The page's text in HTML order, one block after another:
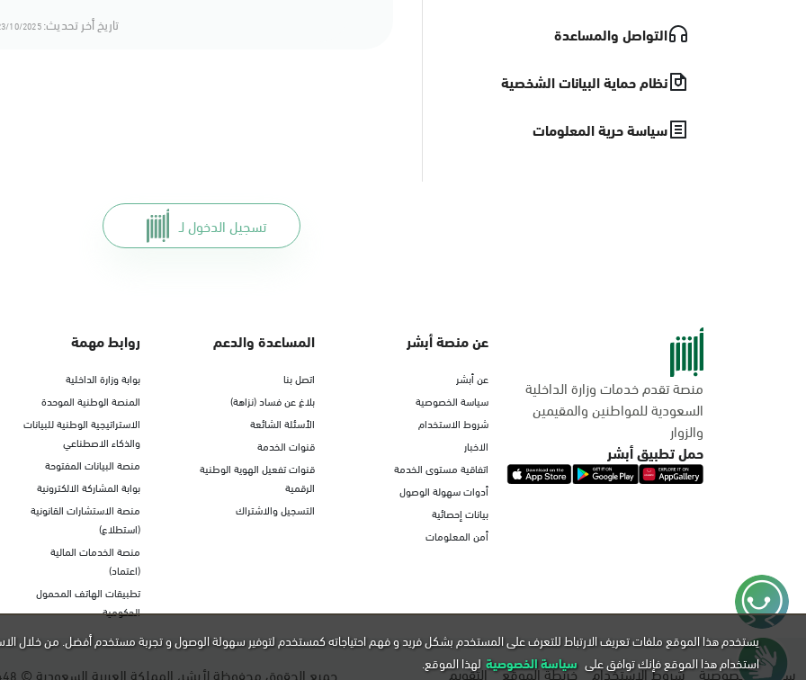
التواصل والمساعدة
نظام حماية البيانات الشخصية
سياسة حرية المعلومات
تاريخ أخر تحديث:10/2025 13:10
تسجيل الدخول لـ
منصة تقدم خدمات وزارة الداخلية
السعودية للمواطنين والمقيمين
والزوار
حمل تطبيق أبشر
عن منصة أبشر
عن أبشر
سياسة الخصوصية
شروط الاستخدام
الاخبار
اتفاقية مستوى الخدمة
أدوات سهولة الوصول
بيانات إحصائية
أمن المعلومات
المساعدة والدعم
اتصل بنا
بلاغ عن فساد (نزاهة)
الأسئلة الشائعة
قنوات الخدمة
قنوات تفعيل الهوية الوطنية
الرقمية
التسجيل والاشتراك
روابط مهمة
بوابة وزارة الداخلية
المنصة الوطنية الموحدة
الاستراتيجية الوطنية للبيانات
والذكاء الاصطناعي
منصة البيانات المفتوحة
بوابة المشاركة الالكترونية
منصة الاستشارات القانونية
(استطلاع)
منصة الخدمات المالية
(اعتماد)
تطبيقات الهاتف المحمول
الحكومية
سياسة الخصوصية شروط الاستخدام خريطة الموقع التقويم جميع الحقوق محفوظة لأبشر، المملكة العربية السعودية ©
يستخدم هذا الموقع ملفات تعريف الارتباط للتعرف على المستخدم بشكل فريد و فهم احتياجاته كمستخدم لتوفير سهولة الوصول و تجربة مستخدم أفضل. من خلال
استخدام هذا الموقع فإنك توافق على سياسة الخصوصية لهذا الموقع.